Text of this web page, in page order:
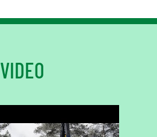
VIDEO